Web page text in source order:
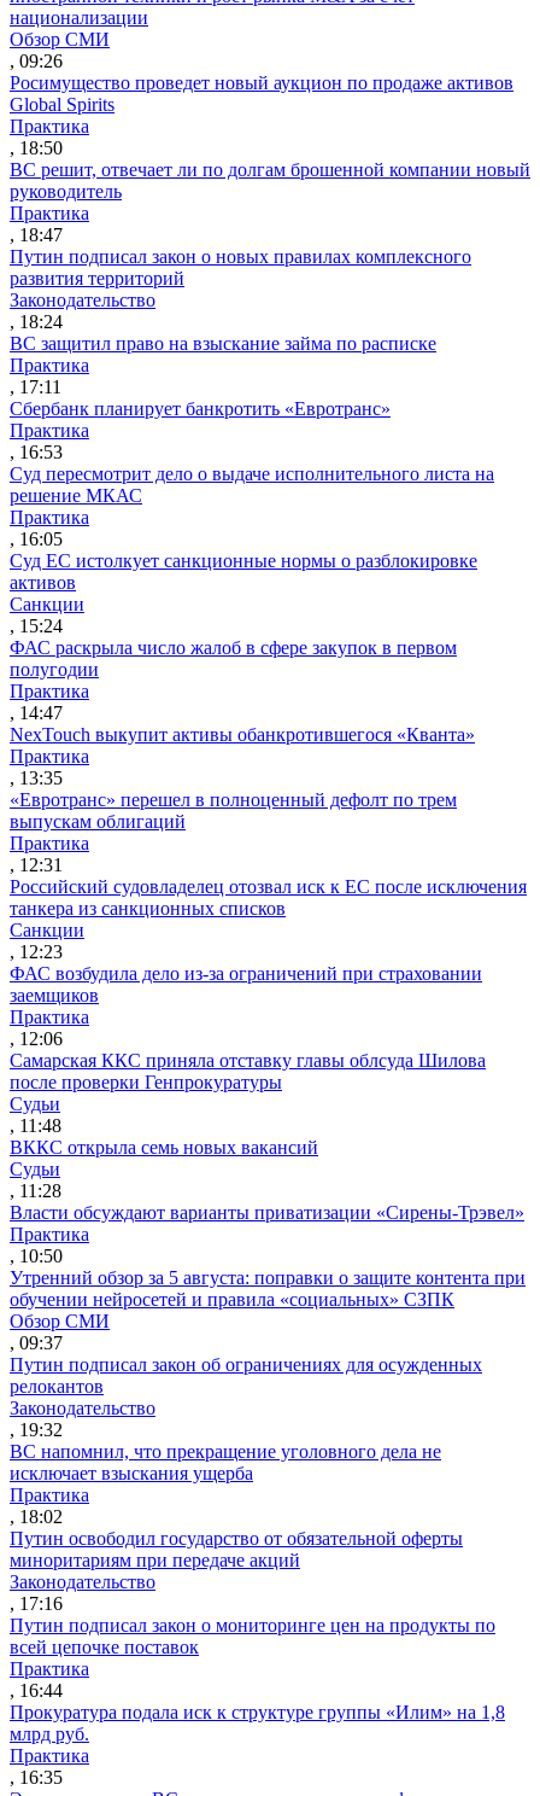
национализации
Обзор СМИ
, 09:26
Росимущество проведет новый аукцион по продаже активов
Global Spirits
Практика
, 18:50
ВС решит, отвечает ли по долгам брошенной компании новый
руководитель
Практика
, 18:47
Путин подписал закон о новых правилах комплексного
развития территорий
Законодательство
, 18:24
ВС защитил право на взыскание займа по расписке
Практика
, 17:11
Сбербанк планирует банкротить «Евротранс»
Практика
, 16:53
Суд пересмотрит дело о выдаче исполнительного листа на
решение МКАС
Практика
, 16:05
Суд ЕС истолкует санкционные нормы о разблокировке
активов
Санкции
, 15:24
ФАС раскрыла число жалоб в сфере закупок в первом
полугодии
Практика
, 14:47
NexTouch выкупит активы обанкротившегося «Кванта»
Практика
, 13:35
«Евротранс» перешел в полноценный дефолт по трем
выпускам облигаций
Практика
, 12:31
Российский судовладелец отозвал иск к ЕС после исключения
танкера из санкционных списков
Санкции
, 12:23
ФАС возбудила дело из-за ограничений при страховании
заемщиков
Практика
, 12:06
Самарская ККС приняла отставку главы облсуда Шилова
после проверки Генпрокуратуры
Судьи
, 11:48
ВККС открыла семь новых вакансий
Судьи
, 11:28
Власти обсуждают варианты приватизации «Сирены-Трэвел»
Практика
, 10:50
Утренний обзор за 5 августа: поправки о защите контента при
обучении нейросетей и правила «социальных» СЗПК
Обзор СМИ
, 09:37
Путин подписал закон об ограничениях для осужденных
релокантов
Законодательство
, 19:32
ВС напомнил, что прекращение уголовного дела не
исключает взыскания ущерба
Практика
, 18:02
Путин освободил государство от обязательной оферты
миноритариям при передаче акций
Законодательство
, 17:16
Путин подписал закон о мониторинге цен на продукты по
всей цепочке поставок
Практика
, 16:44
Прокуратура подала иск к структуре группы «Илим» на 1,8
млрд руб.
Практика
, 16:35